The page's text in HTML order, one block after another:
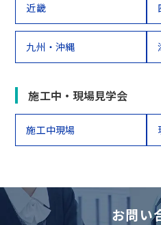
近畿
九州・沖縄
施工中・現場見学会
施工中現場
お問い